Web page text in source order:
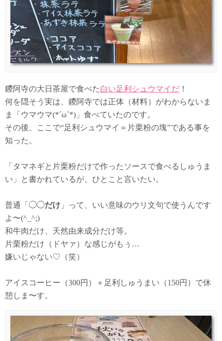
鑁阿寺の大日茶屋で食べた白い足利シュウマイだ ！
何を隠そう実は、鑁阿寺では正体（材料）がわからないま
ま「ウマウマ(*´ω`*)」食べていたのです。
その後、ここで“足利シュウマイ＝片栗粉の塊”である事を
知った。
「タマネギと片栗粉だけで作ったソースで食べるしゅうま
い」と書かれているが、ひとこと言いたい。
普通「◯◯だけ 」って、いい意味のウリ文句で使うんです
よ〜(^_^;)
和牛肉だけ、天然由来成分だけ等。
片栗粉だけ（ドヤァ）な感じがもぅ…
嫌いじゃない♡（笑）
アイスコーヒー（300円）＋足利しゅうまい（150円）で休
憩しま〜す。